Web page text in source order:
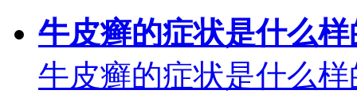
牛皮癣的症状是什么样
牛皮癣的症状是什么